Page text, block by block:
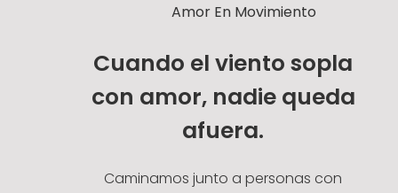
Amor En Movimiento
Cuando el viento sopla
con amor, nadie queda
afuera.
Caminamos junto a personas con